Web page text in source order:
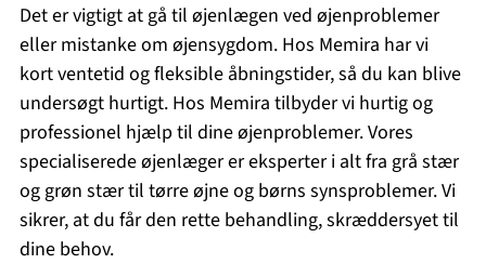
Det er vigtigt at gå til øjenlægen ved øjenproblemer
eller mistanke om øjensygdom. Hos Memira har vi
kort ventetid og fleksible åbningstider, så du kan blive
undersøgt hurtigt. Hos Memira tilbyder vi hurtig og
professionel hjælp til dine øjenproblemer. Vores
specialiserede øjenlæger er eksperter i alt fra grå stær
og grøn stær til tørre øjne og børns synsproblemer. Vi
sikrer, at du får den rette behandling, skræddersyet til
dine behov.